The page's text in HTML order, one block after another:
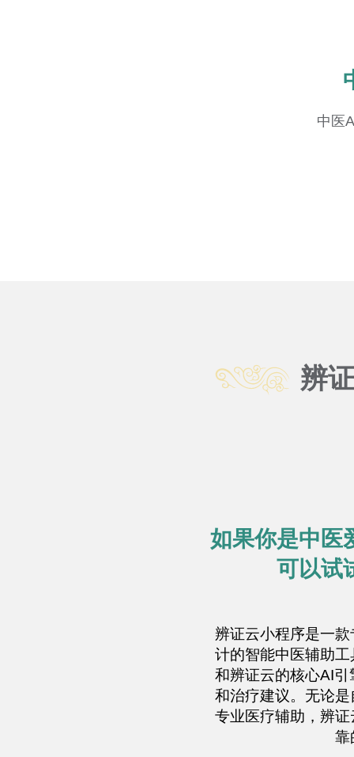
中医
辨
如果你是中医
可以试
辨证云小程序是一
计的智能中医辅助
和辨证云的核心AI
和治疗建议。无论
专业医疗辅助，辨
靠